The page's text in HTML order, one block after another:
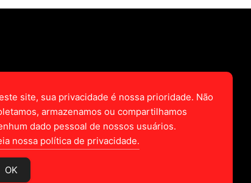
site, sua privacidade é nossa prioridade. Não
armazenamos ou compartilhamos
dado pessoal de nossos usuários.
nossa política de privacidade.
OK